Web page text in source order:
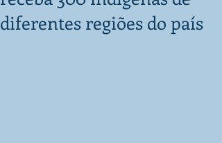
diferentes regiões do país